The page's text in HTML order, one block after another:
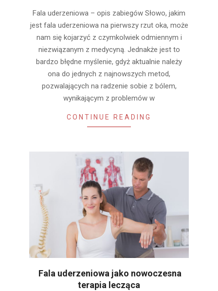
30
Fala uderzeniowa – opis zabiegów Słowo, jakim
jest fala uderzeniowa na pierwszy rzut oka, może
nam się kojarzyć z czymkolwiek odmiennym i
niezwiązanym z medycyną. Jednakże jest to
bardzo błędne myślenie, gdyż aktualnie należy
ona do jednych z najnowszych metod,
pozwalających na radzenie sobie z bólem,
wynikającym z problemów w
CONTINUE READING
Fala uderzeniowa jako nowoczesna
terapia lecząca